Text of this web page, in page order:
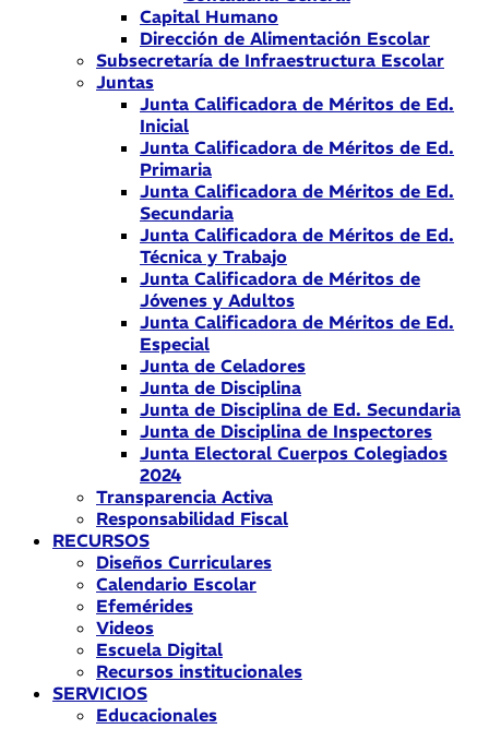
Capital Humano
Dirección de Alimentación Escolar
Subsecretaría de Infraestructura Escolar
Juntas
Junta Calificadora de Méritos de Ed.
Inicial
Junta Calificadora de Méritos de Ed.
Primaria
Junta Calificadora de Méritos de Ed.
Secundaria
Junta Calificadora de Méritos de Ed.
Técnica y Trabajo
Junta Calificadora de Méritos de
Jóvenes y Adultos
Junta Calificadora de Méritos de Ed.
Especial
Junta de Celadores
Junta de Disciplina
Junta de Disciplina de Ed. Secundaria
Junta de Disciplina de Inspectores
Junta Electoral Cuerpos Colegiados
2024
Transparencia Activa
Responsabilidad Fiscal
RECURSOS
Diseños Curriculares
Calendario Escolar
Efemérides
Videos
Escuela Digital
Recursos institucionales
SERVICIOS
Educacionales